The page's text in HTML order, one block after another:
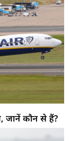
जानें कौन से हैं?